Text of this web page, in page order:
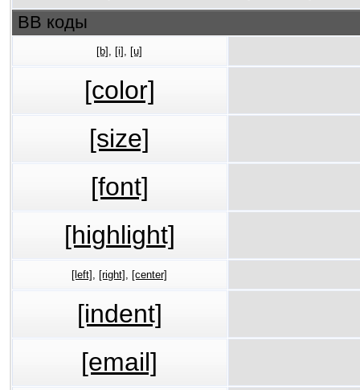
BB коды
[b] , [i] , [u]
[color]
[size]
[font]
[highlight]
[left] , [right] , [center]
[indent]
[email]